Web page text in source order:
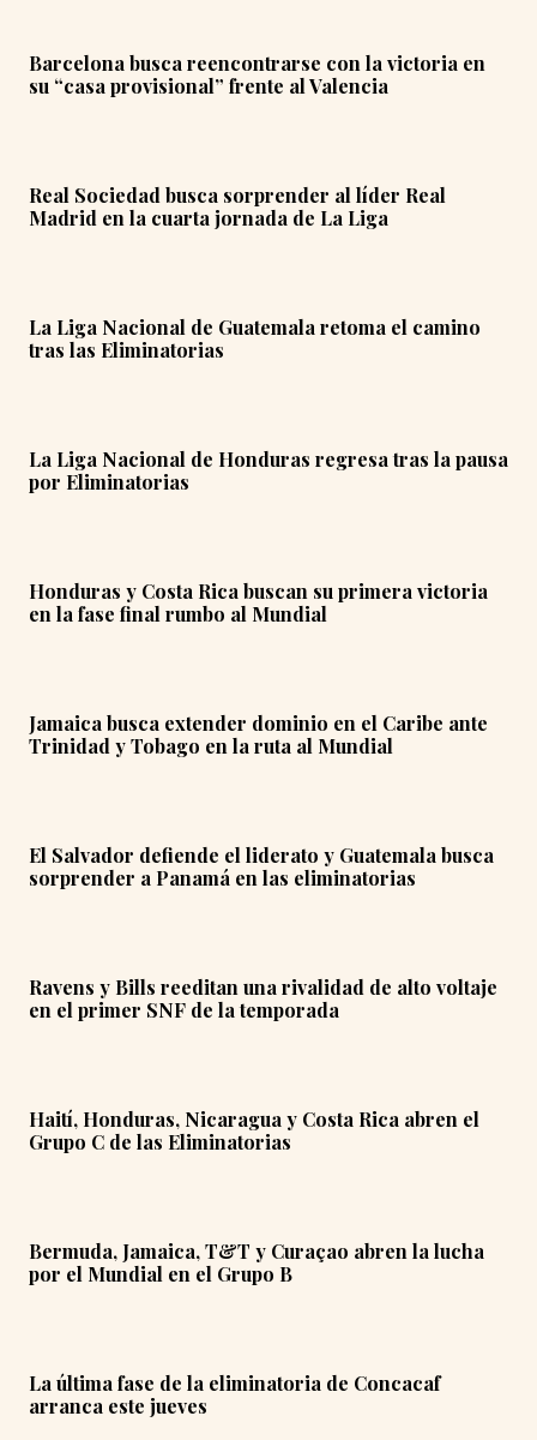
Barcelona busca reencontrarse con la victoria en
su “casa provisional” frente al Valencia
Real Sociedad busca sorprender al líder Real
Madrid en la cuarta jornada de La Liga
La Liga Nacional de Guatemala retoma el camino
tras las Eliminatorias
La Liga Nacional de Honduras regresa tras la pausa
por Eliminatorias
Honduras y Costa Rica buscan su primera victoria
en la fase final rumbo al Mundial
Jamaica busca extender dominio en el Caribe ante
Trinidad y Tobago en la ruta al Mundial
El Salvador defiende el liderato y Guatemala busca
sorprender a Panamá en las eliminatorias
Ravens y Bills reeditan una rivalidad de alto voltaje
en el primer SNF de la temporada
Haití, Honduras, Nicaragua y Costa Rica abren el
Grupo C de las Eliminatorias
Bermuda, Jamaica, T&T y Curaçao abren la lucha
por el Mundial en el Grupo B
La última fase de la eliminatoria de Concacaf
arranca este jueves